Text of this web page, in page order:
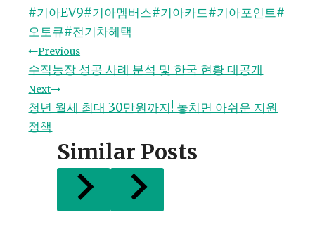
Post
Tags:
#기아EV9#기아멤버스#기아카드#기아포인트#
오토큐#전기차혜택
글
탐
색
Previous
수직농장 성공 사례 분석 및 한국 현황 대공개
Next
청년 월세 최대 30만원까지! 놓치면 아쉬운 지원
정책
Similar Posts